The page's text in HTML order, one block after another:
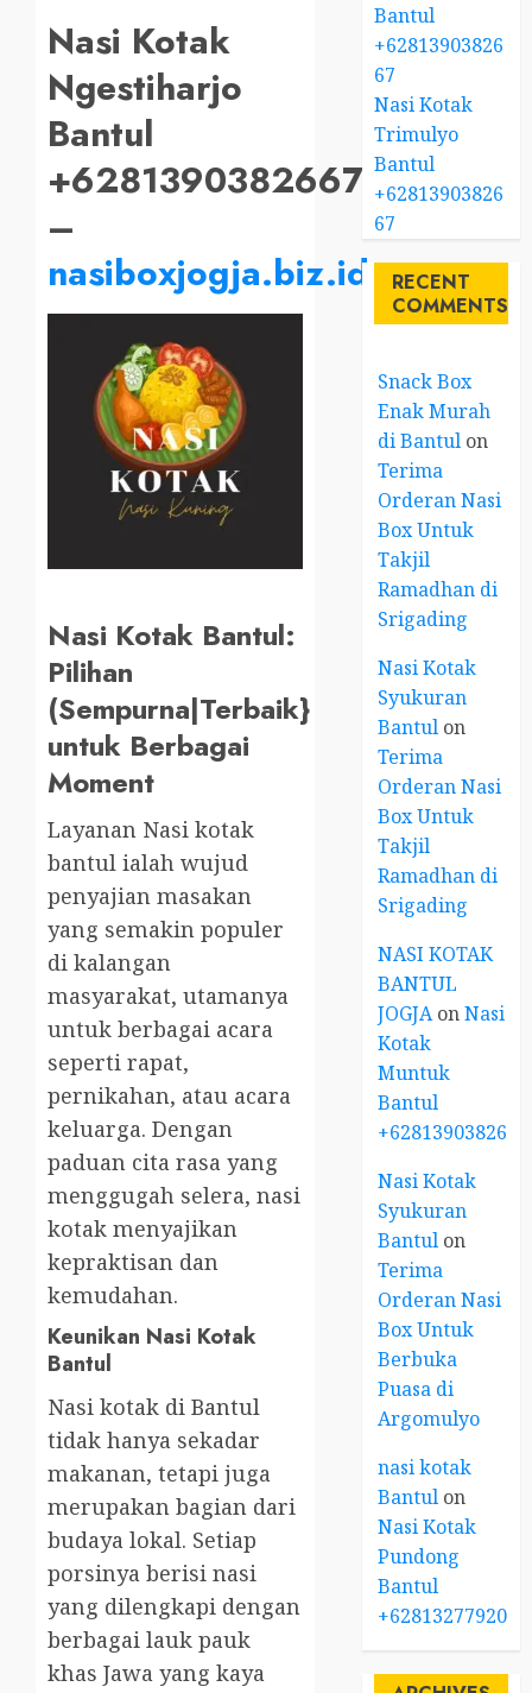
Nasi Kotak
Ngestiharjo
Bantul
+6281390382667
–
nasiboxjogja.biz.id
Nasi Kotak Bantul:
Pilihan
(Sempurna|Terbaik}
untuk Berbagai
Moment
Layanan Nasi kotak
bantul ialah wujud
penyajian masakan
yang semakin populer
di kalangan
masyarakat, utamanya
untuk berbagai acara
seperti rapat,
pernikahan, atau acara
keluarga. Dengan
paduan cita rasa yang
menggugah selera, nasi
kotak menyajikan
kepraktisan dan
kemudahan.
Keunikan Nasi Kotak
Bantul
Nasi kotak di Bantul
tidak hanya sekadar
makanan, tetapi juga
merupakan bagian dari
budaya lokal. Setiap
porsinya berisi nasi
yang dilengkapi dengan
berbagai lauk pauk
khas Jawa yang kaya
Bantul
+62813903826
67
Nasi Kotak
Trimulyo
Bantul
+62813903826
67
RECENT
COMMENTS
Snack Box
Enak Murah
di Bantul on
Terima
Orderan Nasi
Box Untuk
Takjil
Ramadhan di
Srigading
Nasi Kotak
Syukuran
Bantul on
Terima
Orderan Nasi
Box Untuk
Takjil
Ramadhan di
Srigading
NASI KOTAK
BANTUL
JOGJAonNasi
Kotak
Muntuk
Bantul
+6281390382667
Nasi Kotak
Syukuran
Bantul on
Terima
Orderan Nasi
Box Untuk
Berbuka
Puasa di
Argomulyo
nasi kotak
Bantul on
Nasi Kotak
Pundong
Bantul
+6281327792084